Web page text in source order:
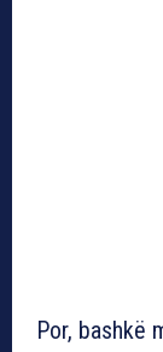
Por, bashkë